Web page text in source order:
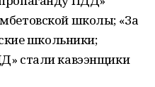
школы; «За
школьники;
стали кавээнщики